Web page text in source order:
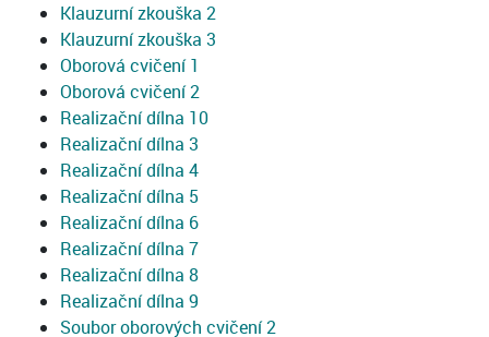
Klauzurní zkouška 2
Klauzurní zkouška 3
Oborová cvičení 1
Oborová cvičení 2
Realizační dílna 10
Realizační dílna 3
Realizační dílna 4
Realizační dílna 5
Realizační dílna 6
Realizační dílna 7
Realizační dílna 8
Realizační dílna 9
Soubor oborových cvičení 2